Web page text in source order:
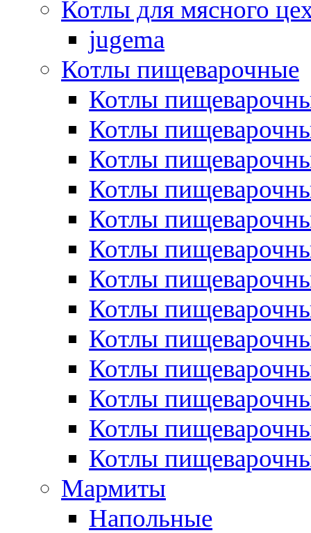
Котлы для мясного
jugema
Котлы пищеварочные
Котлы
Котлы
Котлы
Котлы
Котлы
Котлы
Котлы
Котлы
Котлы
Котлы
Котлы
Котлы
Котлы
Мармиты
Напольные